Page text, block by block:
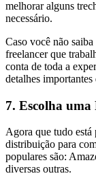
melhorar alguns
necessário.
Caso você não
freelancer que
conta de toda a
detalhes
7. Escolha
Agora que tudo está
distribuição para
populares são:
diversas outras.